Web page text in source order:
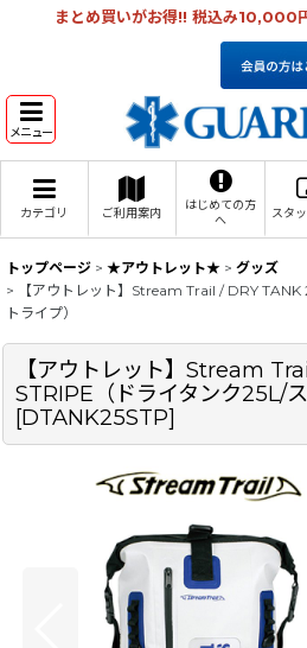
まとめ買いがお得!! 税込み10,000
メニュー
カテゴリ ご利用案内
はじめての方
へ
スタ
トップページ > ★アウトレット★ > グッズ
>
【アウトレット】Stream Trail / DRY
トライプ）
【アウトレット】Stream
STRIPE（ドライタンク25L/ス
[DTANK25STP]